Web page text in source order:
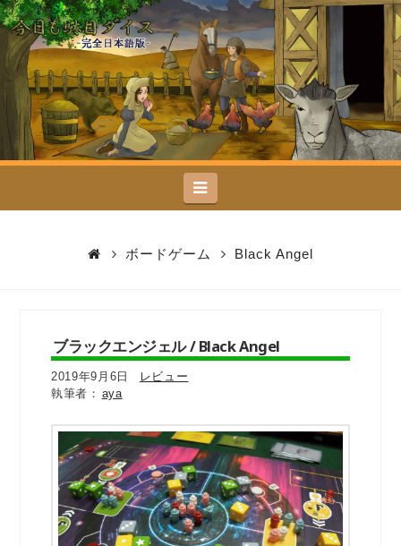
今
日
も
駄
目
Navigation
ボードゲーム Black Angel
ブラックエンジェル / Black Angel
2019年9月6日
レビュー
aya